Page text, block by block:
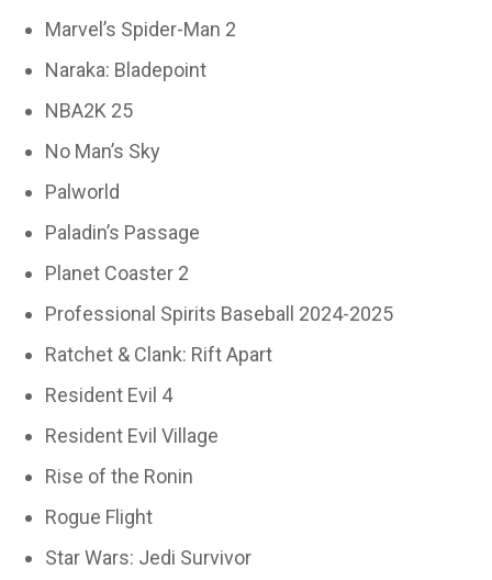
Marvel’s Spider-Man 2
Naraka: Bladepoint
NBA2K 25
No Man’s Sky
Palworld
Paladin’s Passage
Planet Coaster 2
Professional Spirits Baseball 2024-2025
Ratchet & Clank: Rift Apart
Resident Evil 4
Resident Evil Village
Rise of the Ronin
Rogue Flight
Star Wars: Jedi Survivor